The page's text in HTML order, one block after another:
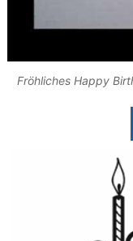
Fröhliches Happy